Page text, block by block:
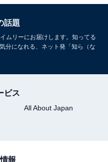
話題
ムリーにお届けします。知ってる
分になれる、ネット発「知ら（な
ビス
All About Japan
報